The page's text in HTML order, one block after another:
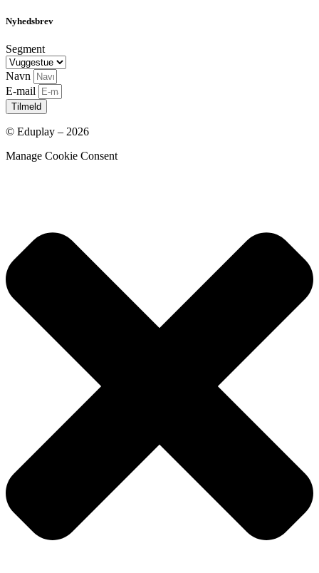
Nyhedsbrev
Segment
Navn
E-mail
Tilmeld
© Eduplay – 2026
Manage Cookie Consent